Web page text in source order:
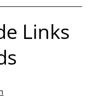
Links